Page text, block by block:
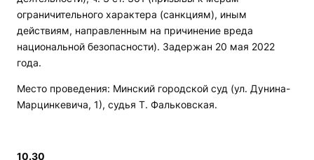
ограничительного характера (санкциям), иным
действиям, направленным на причинение вреда
национальной безопасности). Задержан 20 мая 2022
года.
Место проведения: Минский городской суд (ул. Дунина-
Марцинкевича, 1), судья Т. Фальковская.
10.30